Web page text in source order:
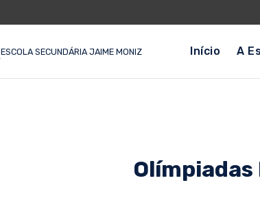
ESCOLA SECUNDÁRIA JAIME MONIZ Início A
Olímpiadas